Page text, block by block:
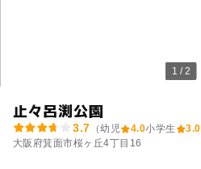
1 / 2
止々呂渕公園
3.7 （幼児 4.0小学生 3.0
大阪府箕面市桜ヶ丘4丁目16